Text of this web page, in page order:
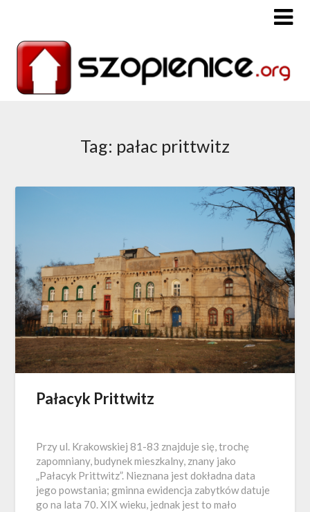
Tag: pałac prittwitz
Pałacyk Prittwitz
Przy ul. Krakowskiej 81-83 znajduje się, trochę
zapomniany, budynek mieszkalny, znany jako
„Pałacyk Prittwitz”. Nieznana jest dokładna data
jego powstania; gminna ewidencja zabytków datuje
go na lata 70. XIX wieku, jednak jest to mało